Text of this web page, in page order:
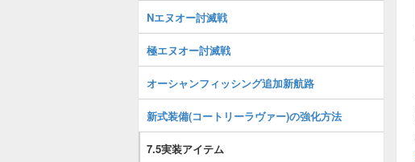
Nエヌオー討滅戦
極エヌオー討滅戦
オーシャンフィッシング追加新航路
新式装備(コートリーラヴァー)の強化方法
7.5実装アイテム